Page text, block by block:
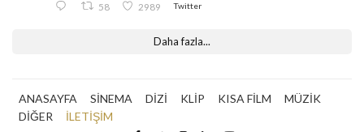
58 2989 Twitter
Daha fazla...
ANASAYFA SİNEMA DİZİ KLİP KISA FİLM
MÜZİK
DİĞER
İLETİŞİM